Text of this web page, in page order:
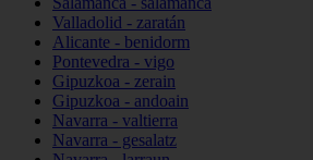
Valladolid - zaratán
Alicante - benidorm
Pontevedra - vigo
Gipuzkoa - zerain
Gipuzkoa - andoain
Navarra - valtierra
Navarra - gesalatz